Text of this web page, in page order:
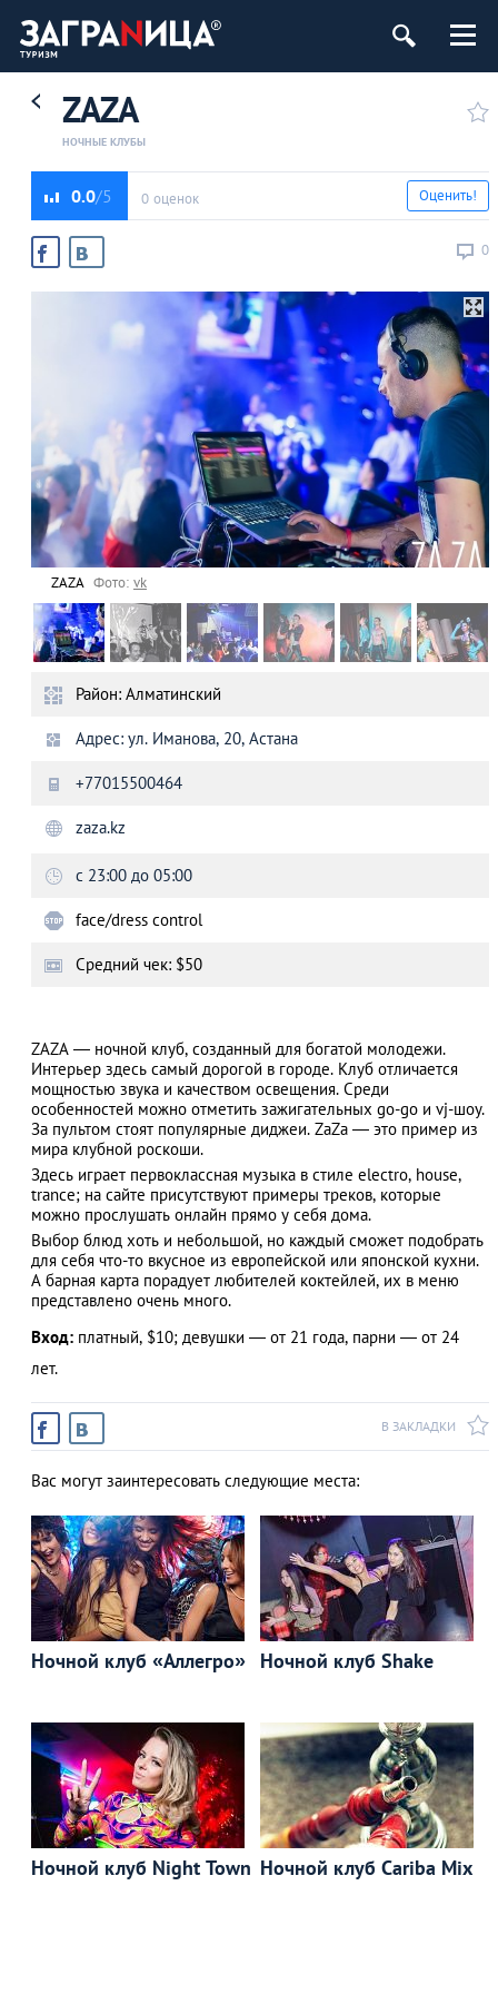
АЗАД
ZAZA
НОЧНЫЕ КЛУБЫ
0.0 0 оценок
0
Оценить!
ZAZA Фото:vk
Район: Алматинский
Адрес: ул. Иманова, 20, Астана
+77015500464
zaza.kz
c 23:00 до 05:00
face/dress control
Средний чек: $50
ZAZA — ночной клуб, созданный для богатой молодежи.
Интерьер здесь самый дорогой в городе. Клуб отличается
мощностью звука и качеством освещения. Среди
особенностей можно отметить зажигательных go-go и vj-шоу.
За пультом стоят популярные диджеи. ZaZa — это пример из
мира клубной роскоши.
Здесь играет первоклассная музыка в стиле electro, house,
trance; на сайте присутствуют примеры треков, которые
можно прослушать онлайн прямо у себя дома.
Выбор блюд хоть и небольшой, но каждый сможет подобрать
для себя что-то вкусное из европейской или японской кухни.
А барная карта порадует любителей коктейлей, их в меню
представлено очень много.
Вход: платный, $10; девушки — от 21 года, парни — от 24
лет.
В ЗАКЛАДКИ
Вас могут заинтересовать следующие места:
Ночной клуб «Аллегро» Ночной клуб Shake
Ночной клуб Night Town Ночной клуб Cariba Mix